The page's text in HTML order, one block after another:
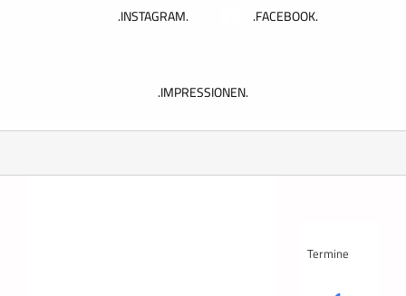
.INSTAGRAM. .FACEBOOK.
.IMPRESSIONEN.
Termine